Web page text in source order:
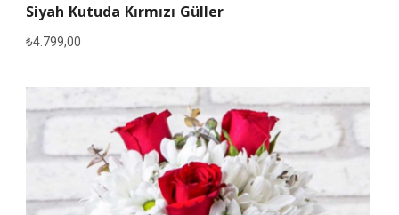
Siyah Kutuda Kırmızı Güller
₺4.799,00